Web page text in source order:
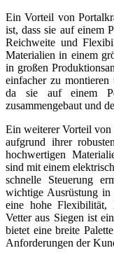
Ein Vorteil von
ist, dass sie auf einem
Reichweite und
Materialien in einem
in großen
einfacher zu
da sie auf einem
zusammengebaut und
Ein weiterer Vorteil von
aufgrund ihrer
hochwertigen
sind mit einem
schnelle Steuerung
wichtige Ausrüstung in
eine hohe Flexibilität,
Vetter aus Siegen ist
bietet eine breite
Anforderungen der